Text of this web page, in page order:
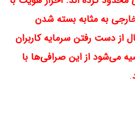
به مثابه بسته شدن
دست رفتن سرمایه کاربران
می‌شود از این صرافی‌ها با
.